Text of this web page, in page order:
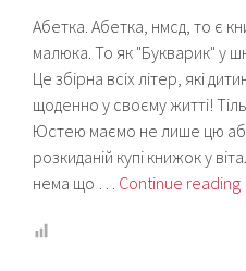
Абетка. Абетка, нмсд, то є
малюка. То як "Букварик" у
Це збірна всіх літер, які
щоденно у своєму житті!
Юстею маємо не лише цю
розкиданій купі книжок у
нема що … Continue reading